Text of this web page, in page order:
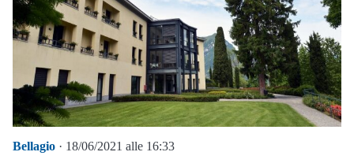
Bellagio · 18/06/2021 alle 16:33